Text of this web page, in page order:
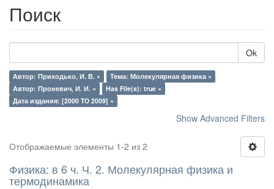
Поиск
Ok
Автор: Приходько, И. В. ×
Тема: Молекулярная физика ×
Автор: Проневич, И. И. ×
Has File(s): true ×
Дата издания: [2000 TO 2009] ×
Show Advanced Filters
Отображаемые элементы 1-2 из 2
Физика: в 6 ч. Ч. 2. Молекулярная физика и
термодинамика